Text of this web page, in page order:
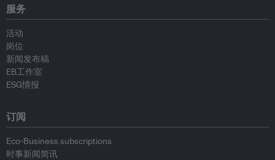
服务
活动
岗位
新闻发布稿
EB工作室
ESG情报
订阅
Eco-Business subscriptions
时事新闻简讯